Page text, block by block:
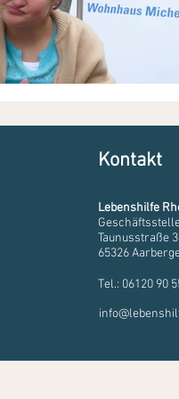
Kontakt
Lebenshilfe
Taunusstraße
65326
Tel.: 06120 90